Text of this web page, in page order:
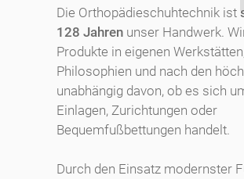
Die Orthopädieschuhtechnik ist
128 Jahren unser Handwerk.
Produkte in eigenen
Philosophien und nach den
unabhängig davon, ob es sich
Einlagen, Zurichtungen oder
Bequemfußbettungen handelt.
Durch den Einsatz modernster